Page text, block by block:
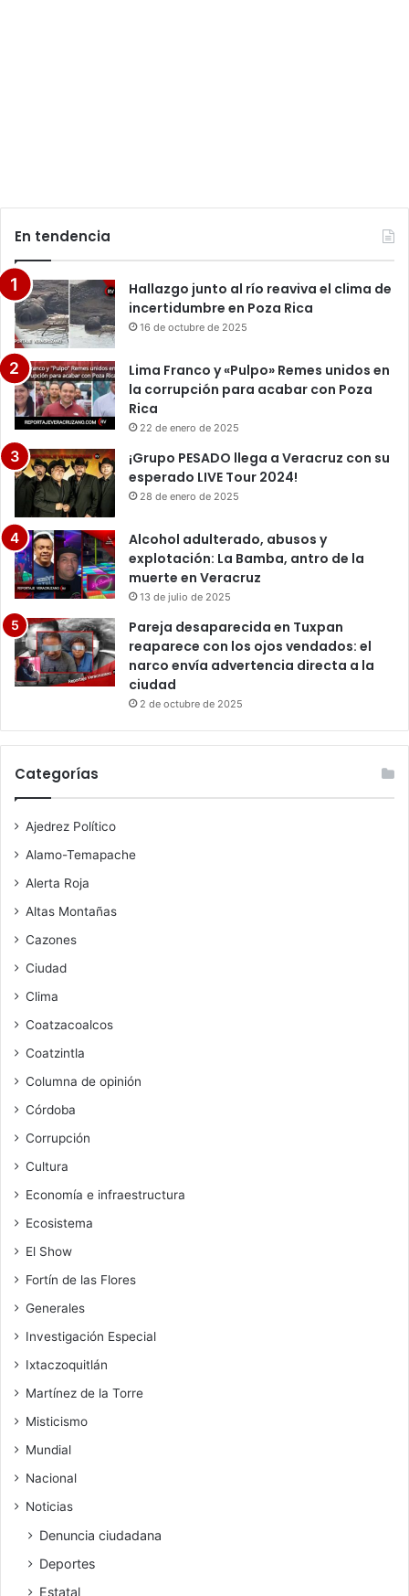
En tendencia
Hallazgo junto al río reaviva el clima de
incertidumbre en Poza Rica
16 de octubre de 2025
Lima Franco y «Pulpo» Remes unidos en
la corrupción para acabar con Poza
Rica
22 de enero de 2025
¡Grupo PESADO llega a Veracruz con su
esperado LIVE Tour 2024!
28 de enero de 2025
Alcohol adulterado, abusos y
explotación: La Bamba, antro de la
muerte en Veracruz
13 de julio de 2025
Pareja desaparecida en Tuxpan
reaparece con los ojos vendados: el
narco envía advertencia directa a la
ciudad
2 de octubre de 2025
Categorías
Ajedrez Político
Alamo-Temapache
Alerta Roja
Altas Montañas
Cazones
Ciudad
Clima
Coatzacoalcos
Coatzintla
Columna de opinión
Córdoba
Corrupción
Cultura
Economía e infraestructura
Ecosistema
El Show
Fortín de las Flores
Generales
Investigación Especial
Ixtaczoquitlán
Martínez de la Torre
Misticismo
Mundial
Nacional
Noticias
Denuncia ciudadana
Deportes
Estatal